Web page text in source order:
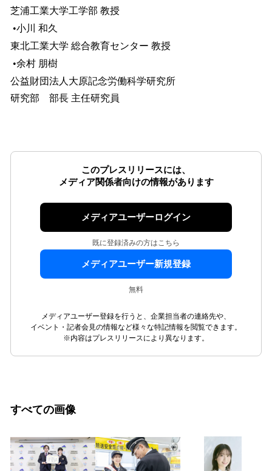
芝浦工業大学工学部 教授
•小川 和久
東北工業大学 総合教育センター 教授
•余村 朋樹
公益財団法人大原記念労働科学研究所
研究部 部長 主任研究員
このプレスリリースには、
メディア関係者向けの情報があります
メディアユーザーログイン
既に登録済みの方はこちら
メディアユーザー新規登録
無料
メディアユーザー登録を行うと、企業担当者の連絡先や、
イベント・記者会見の情報など様々な特記情報を閲覧できます。
※内容はプレスリリースにより異なります。
すべての画像